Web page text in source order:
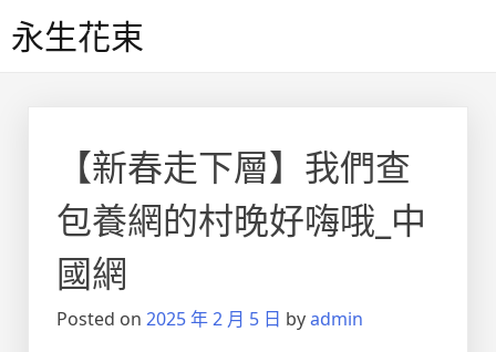
to永生花束
【新春走下層】我們查
包養網的村晚好嗨哦_中
國網
Posted on 2025 年 2 月 5 日 byadmin